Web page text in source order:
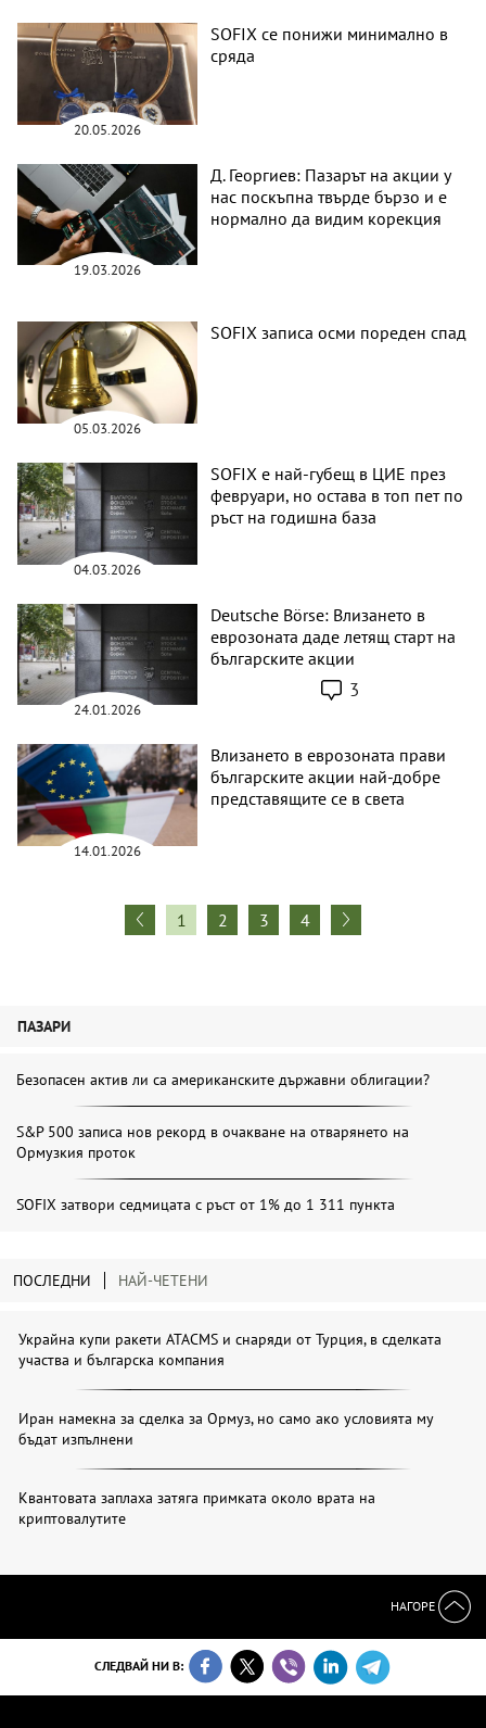
20.05.2026
SOFIX се понижи минимално в
сряда
19.03.2026
Д. Георгиев: Пазарът на акции у
нас поскъпна твърде бързо и е
нормално да видим корекция
05.03.2026
SOFIX записа осми пореден спад
04.03.2026
SOFIX е най-губещ в ЦИЕ през
февруари, но остава в топ пет по
ръст на годишна база
24.01.2026
Deutsche Börse: Влизането в
еврозоната даде летящ старт на
българските акции
3
14.01.2026
Влизането в еврозоната прави
българските акции най-добре
представящите се в света
1 2 3 4
ПАЗАРИ
Безопасен актив ли са американските държавни облигации?
S&P 500 записа нов рекорд в очакване на отварянето на
Ормузкия проток
SOFIX затвори седмицата с ръст от 1% до 1 311 пункта
ПОСЛЕДНИ НАЙ-ЧЕТЕНИ
Украйна купи ракети ATACMS и снаряди от Турция, в сделката
участва и българска компания
Иран намекна за сделка за Ормуз, но само ако условията му
бъдат изпълнени
Квантовата заплаха затяга примката около врата на
криптовалутите
НАГОРЕ
СЛЕДВАЙ НИ В: